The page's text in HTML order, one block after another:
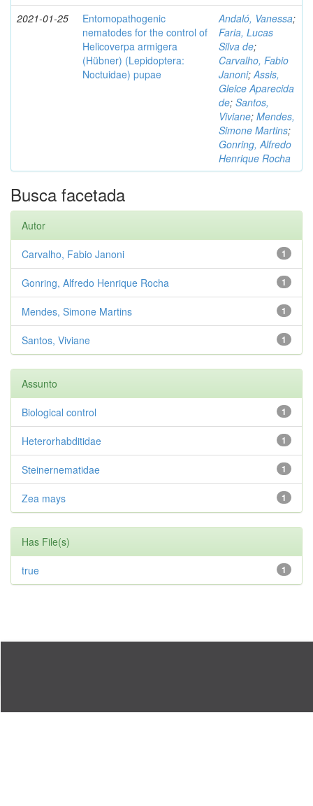
2021-01-25
Entomopathogenic
nematodes for the control of
Helicoverpa armigera
(Hübner) (Lepidoptera:
Noctuidae) pupae
Andaló, Vanessa;
Faria, Lucas
Silva de;
Carvalho, Fabio
Janoni; Assis,
Gleice Aparecida
de; Santos,
Viviane; Mendes,
Simone Martins;
Gonring, Alfredo
Henrique Rocha
Busca facetada
Autor
1
Carvalho, Fabio Janoni
1
Gonring, Alfredo Henrique Rocha
1
Mendes, Simone Martins
1
Santos, Viviane
Assunto
1
Biological control
1
Heterorhabditidae
1
Steinernematidae
1
Zea mays
Has File(s)
1
true